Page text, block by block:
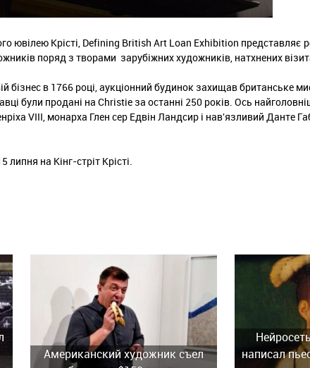
ювілею Крісті, Defining British Art Loan Exhibition представляє
поряд з творами зарубіжних художників, натхнених
бізнес в 1766 році, аукціонний будинок захищав британське
були продані на Christie за останні 250 років. Ось
VIII, монарха Глен сер Едвін Ландсир і нав'язливий Данте
на Кінг-стріт Крісті.
Американский художник съел
написал